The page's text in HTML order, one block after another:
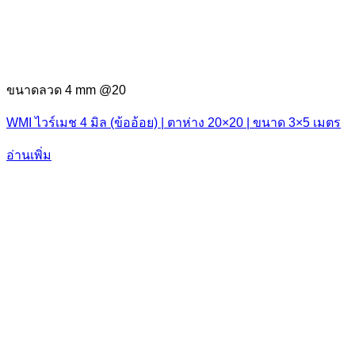
ขนาดลวด 4 mm @20
WMI ไวร์เมช 4 มิล (ข้ออ้อย) | ตาห่าง 20×20 | ขนาด 3×5 เมตร
อ่านเพิ่ม